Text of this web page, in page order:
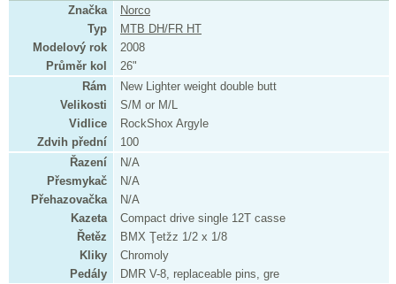
Značka
Norco
Typ
MTB DH/FR HT
Modelový rok
2008
Průměr kol
26"
Rám
New Lighter weight double butt
Velikosti
S/M or M/L
Vidlice
RockShox Argyle
Zdvih přední
100
Řazení
N/A
Přesmykač
N/A
Přehazovačka
N/A
Kazeta
Compact drive single 12T casse
Řetěz
BMX Ţetžz 1/2 x 1/8
Kliky
Chromoly
Pedály
DMR V-8, replaceable pins, gre